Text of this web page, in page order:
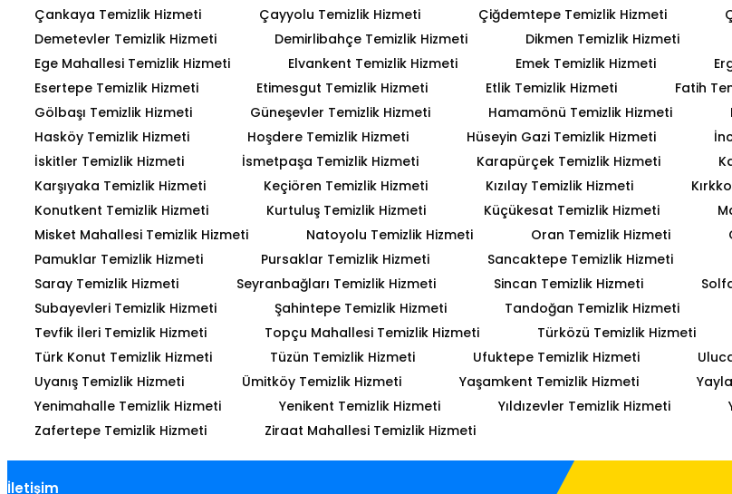
Çankaya Temizlik Hizmeti
Çayyolu Temizlik Hizmeti Çiğdemtepe Temizlik Hizmeti
Demetevler Temizlik Hizmeti
Demirlibahçe Temizlik Hizmeti Dikmen Temizlik Hizmeti
Ege Mahallesi Temizlik Hizmeti
Elvankent Temizlik Hizmeti Emek Temizlik Hizmeti
Esertepe Temizlik Hizmeti
Etimesgut Temizlik Hizmeti Etlik Temizlik Hizmeti Fatih
Gölbaşı Temizlik Hizmeti
Güneşevler Temizlik Hizmeti Hamamönü Temizlik Hizmeti
Hasköy Temizlik Hizmeti
Hoşdere Temizlik Hizmeti Hüseyin Gazi Temizlik Hizmeti
İskitler Temizlik Hizmeti
İsmetpaşa Temizlik Hizmeti Karapürçek Temizlik Hizmeti
Karşıyaka Temizlik Hizmeti
Keçiören Temizlik Hizmeti Kızılay Temizlik Hizmeti
Konutkent Temizlik Hizmeti
Kurtuluş Temizlik Hizmeti Küçükesat Temizlik Hizmeti
Misket Mahallesi Temizlik Hizmeti
Natoyolu Temizlik Hizmeti Oran Temizlik Hizmeti
Pamuklar Temizlik Hizmeti
Pursaklar Temizlik Hizmeti Sancaktepe Temizlik Hizmeti
Saray Temizlik Hizmeti
Seyranbağları Temizlik Hizmeti Sincan Temizlik Hizmeti
Subayevleri Temizlik Hizmeti
Şahintepe Temizlik Hizmeti Tandoğan Temizlik Hizmeti
Tevfik İleri Temizlik Hizmeti
Topçu Mahallesi Temizlik Hizmeti Türközü Temizlik Hizmeti
Türk Konut Temizlik Hizmeti
Tüzün Temizlik Hizmeti Ufuktepe Temizlik Hizmeti
Uyanış Temizlik Hizmeti
Ümitköy Temizlik Hizmeti Yaşamkent Temizlik Hizmeti
Yenimahalle Temizlik Hizmeti
Yenikent Temizlik Hizmeti Yıldızevler Temizlik Hizmeti
Zafertepe Temizlik Hizmeti
Ziraat Mahallesi Temizlik Hizmeti
İletişim